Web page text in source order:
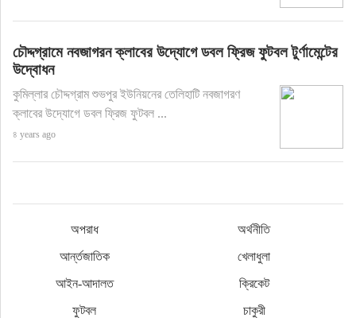
চৌদ্দগ্রামে নবজাগরন ক্লাবের উদ্যোগে ডবল ফ্রিজ ফুটবল টুর্ণামেন্টের
উদ্বোধন
কুমিল্লার চৌদ্দগ্রাম শুভপুর ইউনিয়নের তেলিহাটি নবজাগরণ
ক্লাবের উদ্যোগে ডবল ফ্রিজ ফুটবল ...
৪ years ago
অপরাধ
অর্থনীতি
আর্ন্তজাতিক
খেলাধুলা
আইন-আদালত
ক্রিকেট
ফুটবল
চাকুরী